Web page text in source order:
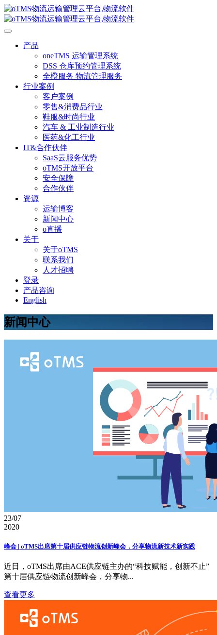
产品
oneTMS 运输管理系统
DSS 仓库预约管理系统
全橙服务 物流管理服务
行业案例
客户案例
零售&消费品行业
鞋服&时尚行业
汽车 & 工业制造行业
医药&化工行业
IT&合作伙伴
SaaS云服务优势
oTMS开放平台
安全保障
合作伙伴
资源
运输博客
新闻中心
o直播
关于
关于oTMS
联系我们
人才招聘
登录
产品咨询
English
新闻中心
23/07
2020
峰会 | oTMS出席第十届供应链物流创新峰会，分享物流新技术新实践
近日，oTMS出席由ACE供应链主办的“科技赋能，创新不止”
第十届供应链物流创新峰会，分享物...
查看更多